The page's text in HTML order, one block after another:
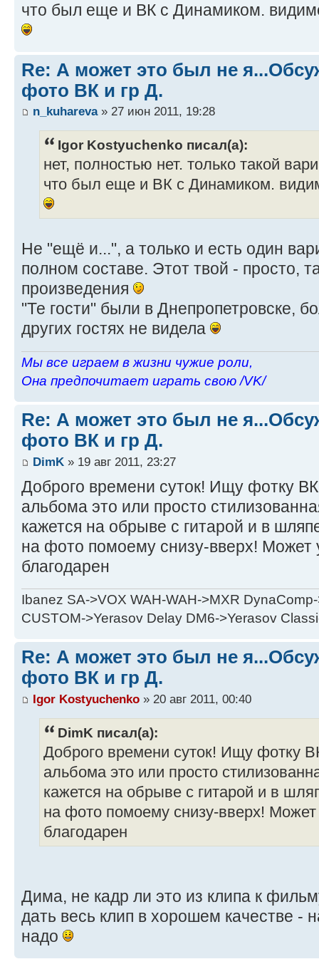
что был еще и ВК с Динамиком.
Re: А может это был не
фото ВК и гр Д.
n_kuhareva» 27 июн 2011, 19:28
Igor Kostyuchenko писал(а):
нет, полностью нет. только такой
что был еще и ВК с Динамиком.
Не "ещё и...", а только и есть один
полном составе. Этот твой - просто,
произведения
"Те гости" были в Днепропетровске,
других гостях не видела
Мы все играем в жизни чужие роли,
Она предпочитает играть свою /VK/
Re: А может это был не
фото ВК и гр Д.
DimK » 19 авг 2011, 23:27
Доброго времени суток! Ищу фотку
альбома это или просто
кажется на обрыве с гитарой и в
на фото помоему снизу-вверх! Может
благодарен
Ibanez SA->VOX WAH-WAH->MXR
CUSTOM->Yerasov Delay DM6->Yerasov
Re: А может это был не
фото ВК и гр Д.
Igor Kostyuchenko » 20 авг 2011, 00:40
DimK писал(а):
Доброго времени суток! Ищу фотку
альбома это или просто
кажется на обрыве с гитарой и в
на фото помоему снизу-вверх! Может
благодарен
Дима, не кадр ли это из клипа к
дать весь клип в хорошем качестве -
надо